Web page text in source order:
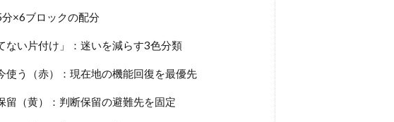
分×6ブロックの配分
ない片付け」：迷いを減らす3色分類
使う（赤）：現在地の機能回復を最優先
留（黄）：判断保留の避難先を固定